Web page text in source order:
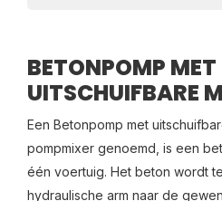
BETONPOMP MET
UITSCHUIFBARE
Een Betonpomp met
pompmixer genoemd, is een
één voertuig. Het beton wordt
hydraulische arm naar de